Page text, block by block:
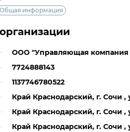
Общая информация
ООО "Управляющая компания
7724888143
1137746780522
Край Краснодарский, г. Сочи
Край Краснодарский, г. Сочи
Край Краснодарский, г. Сочи